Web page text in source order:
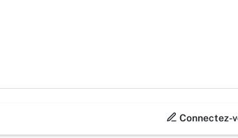
Connectez-